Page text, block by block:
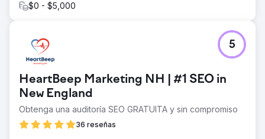
$0 - $5,000
HeartBeep Marketing NH | #1 SEO in
New England
Obtenga una auditoría SEO GRATUITA y sin compromiso
36 reseñas
5